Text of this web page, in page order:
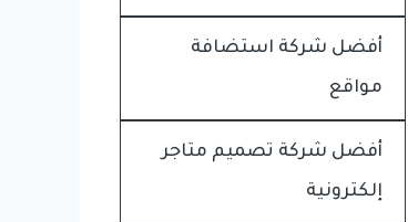
أفضل شركة استضافة
مواقع
أفضل شركة تصميم متاجر
إلكترونية